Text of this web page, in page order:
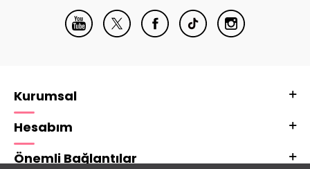
Kurumsal
Hesabım
Önemli Bağlantılar